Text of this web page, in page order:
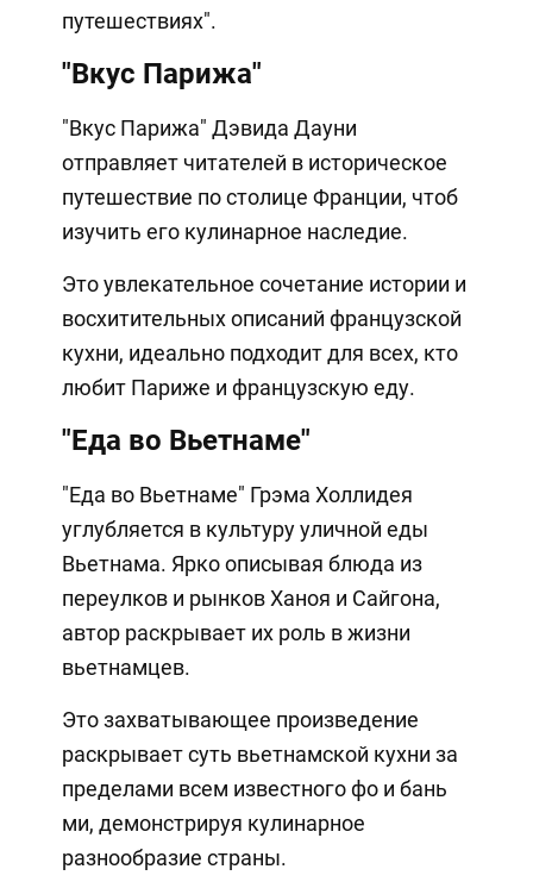
путешествиях".
"Вкус Парижа"
"Вкус Парижа" Дэвида Дауни
отправляет читателей в историческое
путешествие по столице Франции, чтоб
изучить его кулинарное наследие.
Это увлекательное сочетание истории и
восхитительных описаний французской
кухни, идеально подходит для всех, кто
любит Париже и французскую еду.
"Еда во Вьетнаме"
"Еда во Вьетнаме" Грэма Холлидея
углубляется в культуру уличной еды
Вьетнама. Ярко описывая блюда из
переулков и рынков Ханоя и Сайгона,
автор раскрывает их роль в жизни
вьетнамцев.
Это захватывающее произведение
раскрывает суть вьетнамской кухни за
пределами всем известного фо и бань
ми, демонстрируя кулинарное
разнообразие страны.